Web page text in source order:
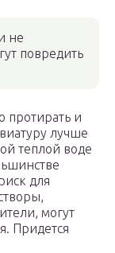
не
повредить
протирать и
лучше
теплой воде
для
могут
Придется